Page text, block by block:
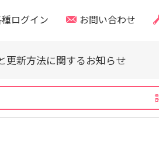
ログイン お問い合わせ
CVE-2026-63030・CVE-2026-
更新方法に関するお知らせ
惑メール」「偽サイト」にご注意
更新方法に関するお知らせ